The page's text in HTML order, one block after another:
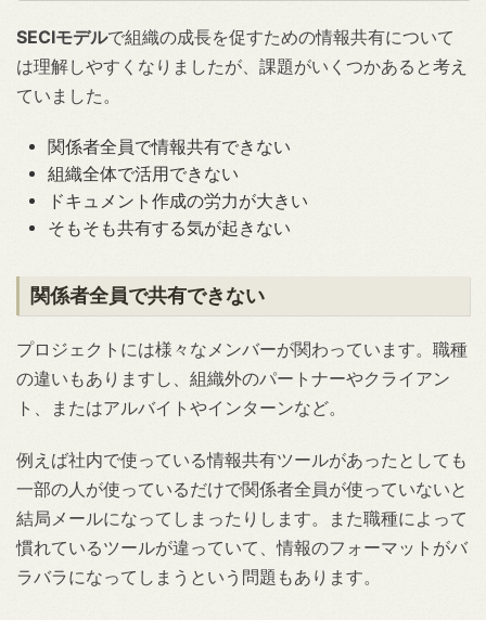
SECIモデルで組織の成長を促すための情報共有について
は理解しやすくなりましたが、課題がいくつかあると考え
ていました。
関係者全員で情報共有できない
組織全体で活用できない
ドキュメント作成の労力が大きい
そもそも共有する気が起きない
関係者全員で共有できない
プロジェクトには様々なメンバーが関わっています。職種
の違いもありますし、組織外のパートナーやクライアン
ト、またはアルバイトやインターンなど。
例えば社内で使っている情報共有ツールがあったとしても
一部の人が使っているだけで関係者全員が使っていないと
結局メールになってしまったりします。また職種によって
慣れているツールが違っていて、情報のフォーマットがバ
ラバラになってしまうという問題もあります。